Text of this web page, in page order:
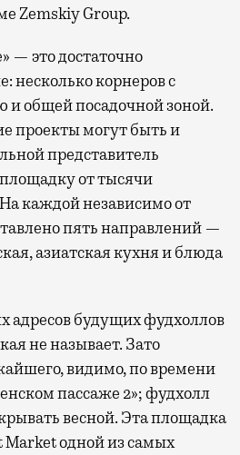
Zemskiy Group.
— это достаточно
несколько корнеров с
общей посадочной зоной.
проекты могут быть и
представитель
от тысячи
каждой независимо от
пять направлений —
азиатская кухня и блюда
адресов будущих фудхоллов
не называет. Зато
видимо, по времени
пассаже 2»; фудхолл
весной. Эта площадка
Market одной из самых